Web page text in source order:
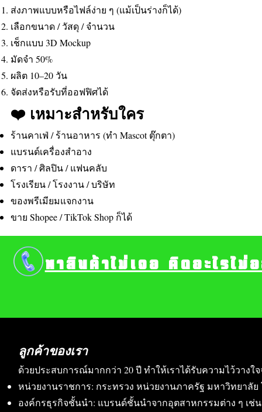
ส่งภาพแบบหรือไฟล์ง่าย ๆ (แม้เป็นร่างก็ได้)
เลือกขนาด / วัสดุ / จำนวน
เช็กแบบ 3D Mockup
มัดจำ 50%
ผลิต 10–20 วัน
จัดส่งหรือรับที่ออฟฟิศได้
❤️ เหมาะสำหรับใคร
ร้านคาเฟ่ / ร้านอาหาร (ทำ Mascot ตุ๊กตา)
แบรนด์เครื่องสำอาง
ดารา / ศิลปิน / แฟนคลับ
โรงเรียน / โรงงาน / บริษัท
ของพรีเมียมแจกงาน
ขาย Shopee / TikTok Shop ก็ได้
ลูกค้าของเรา
ด้วยประสบการณ์มากกว่า 20 ปี ทำให้เราได้รับความไว้วา
หน่วยงานราชการ: กระทรวง หน่วยงานภาครัฐ มหาวิทยาลัย
องค์กรธุรกิจชั้นนำ: แบรนด์ชั้นนำจากอุตสาหกรรมต่าง ๆ เช่
หาสินค้าไม่เจอ คิดอะไรไ